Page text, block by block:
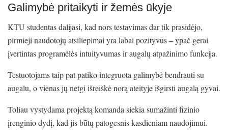
Galimybė pritaikyti ir žemės ūkyje
KTU studentas dalijasi, kad nors testavimas dar tik prasidėjo,
pirmieji naudotojų atsiliepimai yra labai pozityvūs – ypač gerai
įvertintas programėlės intuityvumas ir augalų atpažinimo funkcija.
Testuotojams taip pat patiko integruota galimybė bendrauti su
augalu, o vienas jų netgi išreiškė norą ateityje išgirsti augalą gyvai.
Toliau vystydama projektą komanda siekia sumažinti fizinio
įrenginio dydį, kad jis būtų patogesnis kasdieniam naudojimui.